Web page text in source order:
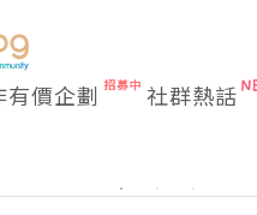
有價企劃 社群熱話